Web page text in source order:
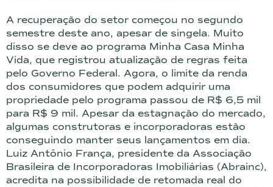
A recuperação do setor começou no segundo
semestre deste ano, apesar de singela. Muito
disso se deve ao programa Minha Casa Minha
Vida, que registrou atualização de regras feita
pelo Governo Federal. Agora, o limite da renda
dos consumidores que podem adquirir uma
propriedade pelo programa passou de R$ 6,5 mil
para R$ 9 mil. Apesar da estagnação do mercado,
algumas construtoras e incorporadoras estão
conseguindo manter seus lançamentos em dia.
Luiz Antônio França, presidente da Associação
Brasileira de Incorporadoras Imobiliárias (Abrainc),
acredita na possibilidade de retomada real do